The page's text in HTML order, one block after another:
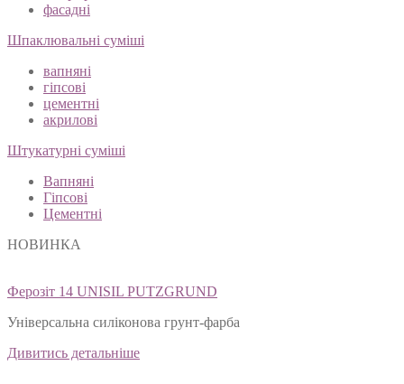
фасадні
Шпаклювальні суміші
вапняні
гіпсові
цементні
акрилові
Штукатурні суміші
Вапняні
Гіпсові
Цементні
НОВИНКА
Ферозіт 14 UNISIL PUTZGRUND
Універсальна силіконова грунт-фарба
Дивитись детальніше